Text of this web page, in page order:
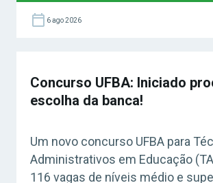
6 ago 2026
Concurso UFBA: Iniciado
escolha da banca!
Um novo concurso UFBA para
Administrativos em Educação
116 vagas de níveis médio e